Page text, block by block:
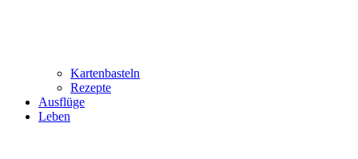
Kartenbasteln
Rezepte
Ausflüge
Leben